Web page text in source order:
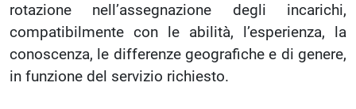
rotazione nell’assegnazione degli incarichi,
compatibilmente con le abilità, l’esperienza, la
conoscenza, le differenze geografiche e di genere,
in funzione del servizio richiesto.